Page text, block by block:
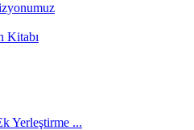
Kitabı
Yerleştirme ...